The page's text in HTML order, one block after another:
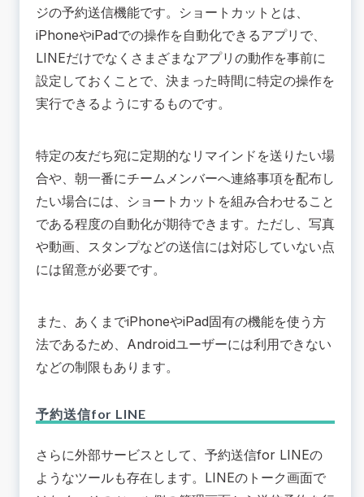
ジの予約送信機能です。ショートカットとは、
iPhoneやiPadでの操作を自動化できるアプリで、
LINEだけでなくさまざまなアプリの動作を事前に
設定しておくことで、決まった時間に特定の操作を
実行できるようにするものです。
特定の友だち宛に定期的なリマインドを送りたい場
合や、朝一番にチームメンバーへ連絡事項を配布し
たい場合には、ショートカットを組み合わせること
である程度の自動化が期待できます。ただし、写真
や動画、スタンプなどの送信には対応していない点
には留意が必要です。
また、あくまでiPhoneやiPad固有の機能を使う方
法であるため、Androidユーザーには利用できない
などの制限もあります。
予約送信for LINE
さらに外部サービスとして、予約送信for LINEの
ようなツールも存在します。LINEのトーク画面で